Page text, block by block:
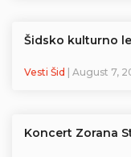
Šidsko kulturno
Vesti Šid | August 7,
Koncert Zorana